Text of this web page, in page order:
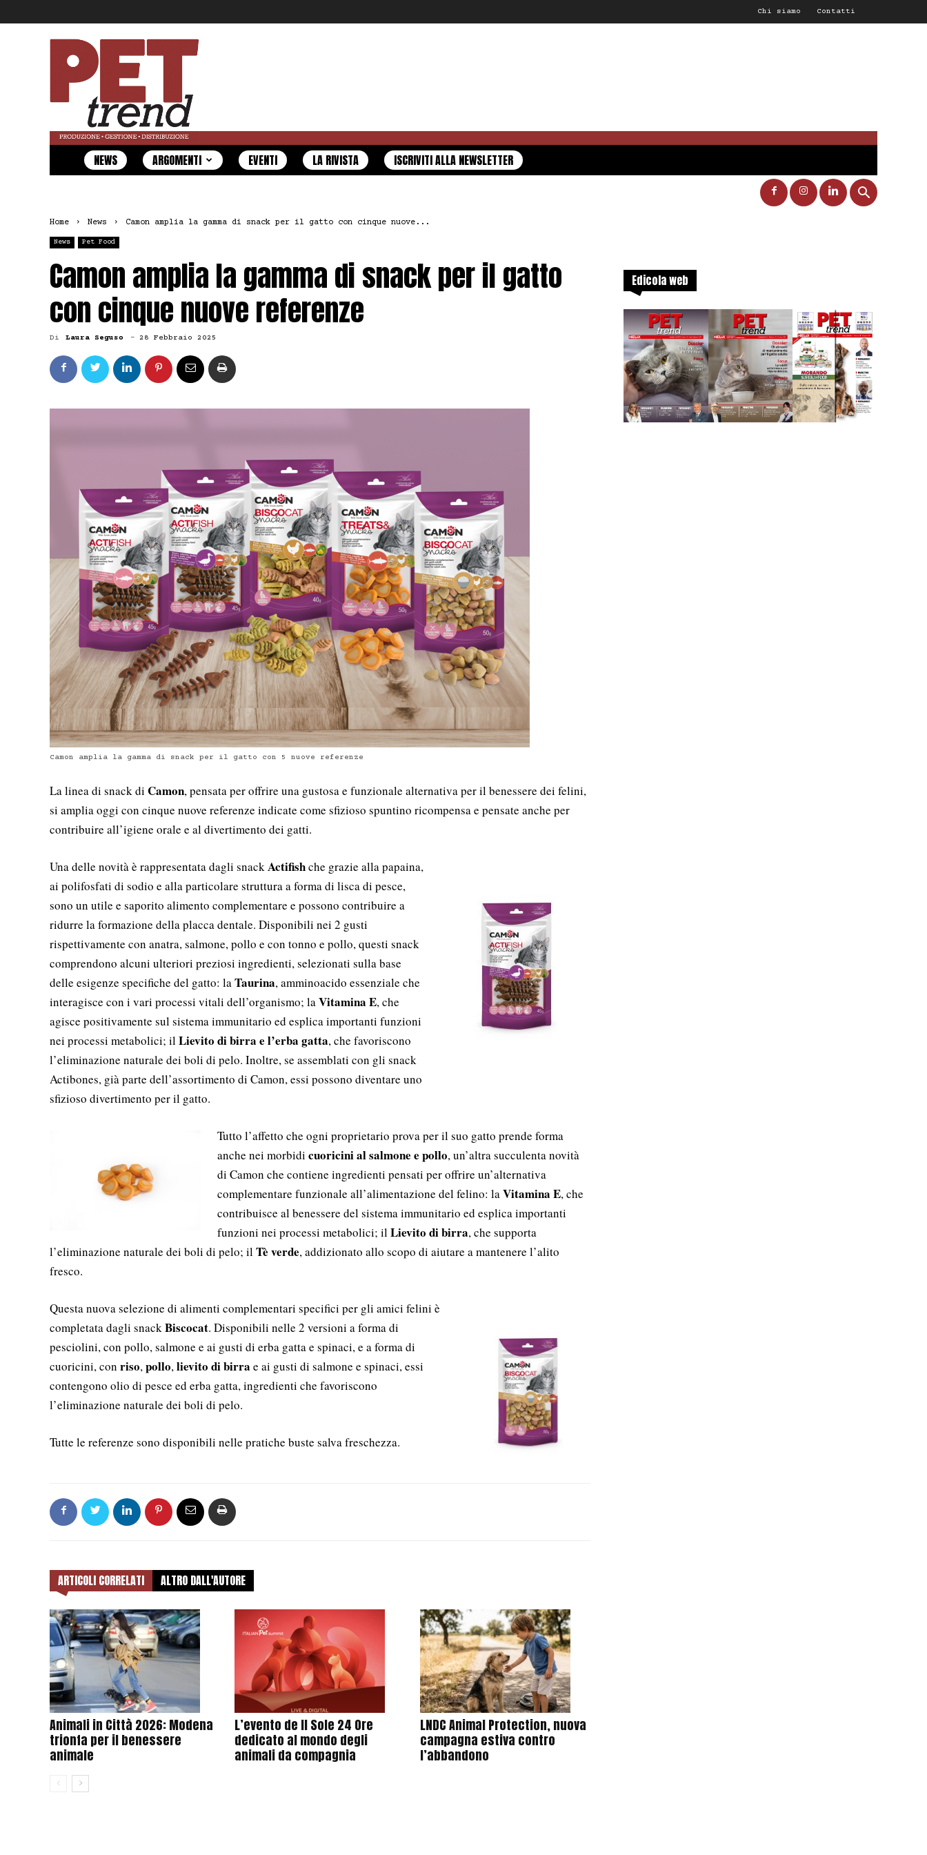
Chi siamo Contatti
Pet
Trend
NEWS ARGOMENTI EVENTI LA RIVISTA ISCRIVITI ALLA NEWSLETTER
Home News Camon amplia la gamma di snack per il gatto con cinque nuove...
News Pet Food
Camon amplia la gamma di snack per il gatto
con cinque nuove referenze
Di Laura Seguso - 28 Febbraio 2025
Camon amplia la gamma di snack per il gatto con 5 nuove referenze
La linea di snack di Camon, pensata per offrire una gustosa e funzionale alternativa per il benessere dei felini,
si amplia oggi con cinque nuove referenze indicate come sfizioso spuntino ricompensa e pensate anche per
contribuire all’igiene orale e al divertimento dei gatti.
Una delle novità è rappresentata dagli snackActifishche grazie alla papaina,
ai polifosfati di sodio e alla particolare struttura a forma di lisca di pesce,
sono un utile e saporito alimento complementare e possono contribuire a
ridurre la formazione della placca dentale. Disponibili nei 2 gusti
rispettivamente con anatra, salmone, pollo e con tonno e pollo, questi snack
comprendono alcuni ulteriori preziosi ingredienti, selezionati sulla base
delle esigenze specifiche del gatto: laTaurina, amminoacido essenziale che
interagisce con i vari processi vitali dell’organismo; laVitamina E, che
agisce positivamente sul sistema immunitario ed esplica importanti funzioni
nei processi metabolici; ilLievito di birra e l’erba gatta, che favoriscono
l’eliminazione naturale dei boli di pelo. Inoltre, se assemblati con gli snack
Actibones, già parte dell’assortimento di Camon, essi possono diventare uno
sfizioso divertimento per il gatto.
Tutto l’affetto che ogni proprietario prova per il suo gatto prende forma
anche nei morbidi cuoricini al salmone e pollo, un’altra succulenta novità
di Camon che contiene ingredienti pensati per offrire un’alternativa
complementare funzionale all’alimentazione del felino: laVitamina E, che
contribuisce al benessere del sistema immunitario ed esplica importanti
funzioni nei processi metabolici; ilLievito di birra, che supporta
l’eliminazione naturale dei boli di pelo; ilTè verde, addizionato allo scopo di aiutare a mantenere l’alito
fresco.
Questa nuova selezione di alimenti complementari specifici per gli amici felini è
completata dagli snackBiscocat. Disponibili nelle 2 versioni a forma di
pesciolini, con pollo, salmone e ai gusti di erba gatta e spinaci, e a forma di
cuoricini, con riso,pollo,lievito di birra e ai gusti di salmone e spinaci, essi
contengono olio di pesce ed erba gatta, ingredienti che favoriscono
l’eliminazione naturale dei boli di pelo.
Tutte le referenze sono disponibili nelle pratiche buste salva freschezza.
ARTICOLI CORRELATI ALTRO DALL'AUTORE
Animali in Città 2026: Modena
trionfa per il benessere
animale
L’evento de Il Sole 24 Ore
dedicato al mondo degli
animali da compagnia
LNDC Animal Protection, nuova
campagna estiva contro
l’abbandono
Edicola web